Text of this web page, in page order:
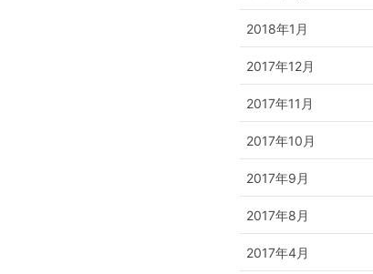
2018年1月
2017年12月
2017年11月
2017年10月
2017年9月
2017年8月
2017年4月